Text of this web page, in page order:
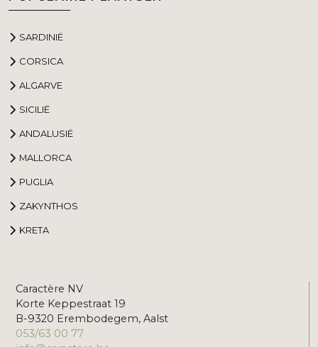
SARDINIË
CORSICA
ALGARVE
SICILIË
ANDALUSIË
MALLORCA
PUGLIA
ZAKYNTHOS
KRETA
Caractère NV
Korte Keppestraat 19
B-9320 Erembodegem, Aalst
053/63 00 77